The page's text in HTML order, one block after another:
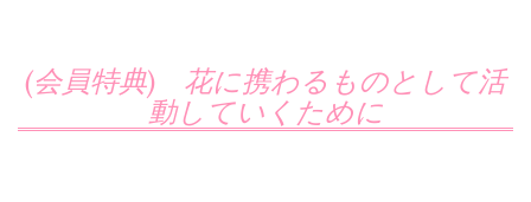
(会員特典) 花に携わるものとして活
動していくために